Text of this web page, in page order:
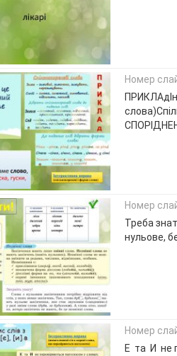
Номер
Номер
Треба
нульове,
Номер
Е та И не